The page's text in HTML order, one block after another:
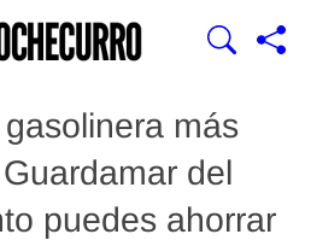
más
del
puedes ahorrar